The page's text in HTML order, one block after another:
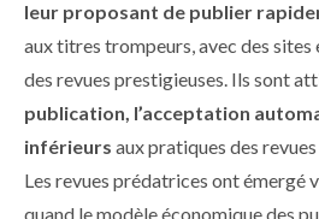
leur proposant de publier
aux titres trompeurs, avec des
des revues prestigieuses. Ils sont
publication, l’acceptation
inférieurs aux pratiques des
Les revues prédatrices ont émergé
quand le modèle économique des